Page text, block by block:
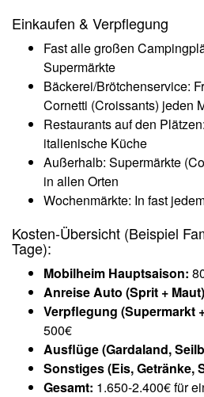
Einkaufen & Verpflegung
Fast alle großen
Supermärkte
Bäckerei/Brötchenservice:
Cornetti (Croissants) jeden
Restaurants auf den
italienische Küche
Außerhalb: Supermärkte
in allen Orten
Wochenmärkte: In fast
Kosten-Übersicht (Beispiel
Tage):
Mobilheim Hauptsaison:
Anreise Auto (Sprit +
Verpflegung (Supermarkt
500€
Ausflüge (Gardaland,
Sonstiges (Eis, Getränke,
Gesamt: 1.650-2.400€ für